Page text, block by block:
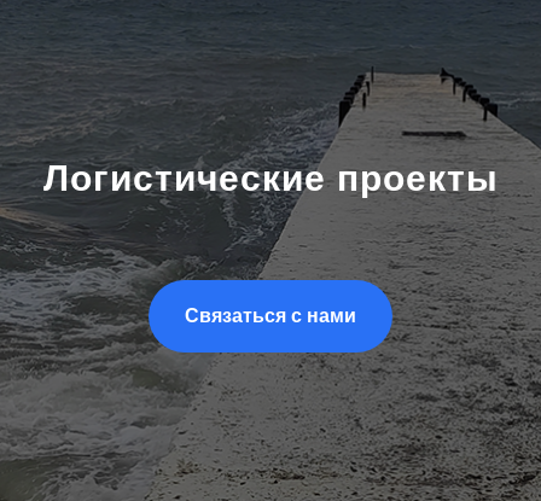
Логистические проекты
Связаться с нами